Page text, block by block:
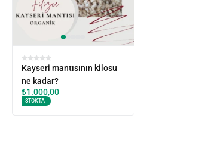
Kayseri mantısının kilosu
ne kadar?
₺1.000,00
STOKTA